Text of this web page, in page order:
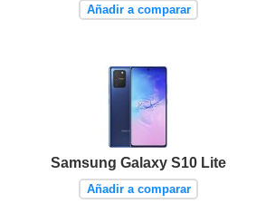
Añadir a comparar
Samsung Galaxy S10 Lite
Añadir a comparar